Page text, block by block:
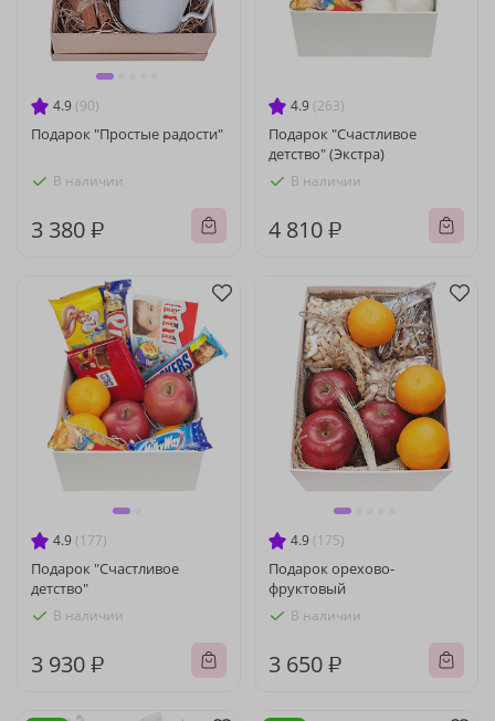
4.9 (90)
Подарок "Простые радости"
В наличии
3 380 ₽
4.9 (263)
Подарок "Счастливое
детство" (Экстра)
В наличии
4 810 ₽
4.9 (177)
Подарок "Счастливое
детство"
В наличии
3 930 ₽
4.9 (175)
Подарок орехово-
фруктовый
В наличии
3 650 ₽